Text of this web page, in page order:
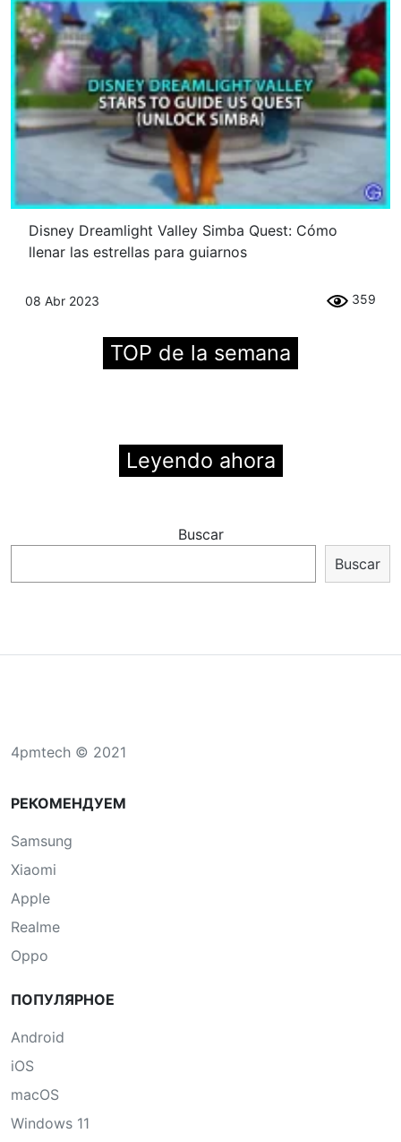
Disney Dreamlight Valley Simba Quest: Cómo
llenar las estrellas para guiarnos
08 Abr 2023 359
TOP de la semana
Leyendo ahora
Buscar
Buscar
4pmtech © 2021
РЕКОМЕНДУЕМ
Samsung
Xiaomi
Apple
Realme
Oppo
ПОПУЛЯРНОЕ
Android
iOS
macOS
Windows 11